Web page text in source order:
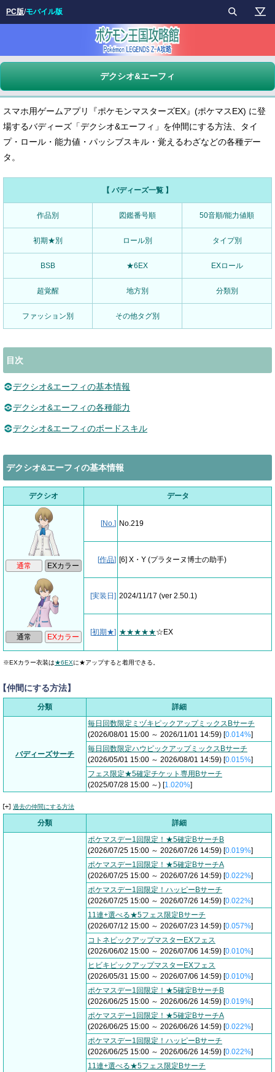
デクシオ&エーフィ
スマホ用ゲームアプリ『ポケモンマスターズEX』(ポケマスEX) に登
場するバディーズ「デクシオ&エーフィ」を仲間にする方法、タイ
プ・ロール・能力値・パッシブスキル・覚えるわざなどの各種デー
タ。
【 バディーズ一覧 】
作品別 図鑑番号順 50音順/能力値順
初期★別 ロール別 タイプ別
BSB ★6EX EXロール
超覚醒 地方別 分類別
ファッション別 その他タグ別
目次
デクシオ&エーフィの基本情報
デクシオ&エーフィの各種能力
デクシオ&エーフィのボードスキル
デクシオ&エーフィの基本情報
デクシオ データ
[No.] No.219
[作品] [6] X・Y (プラターヌ博士の助手)
[実装日] 2024/11/17 (ver 2.50.1)
[初期★] ★★★★★☆EX
※EXカラー衣装は★6EXに★アップすると着用できる。
仲間にする方法】
分類 詳細
バディーズサーチ
毎日回数限定ミヅキピックアップミックスBサーチ
(2026/08/01 15:00 ～ 2026/11/01 14:59) [0.014%]
毎日回数限定ハウピックアップミックスBサーチ
(2026/05/01 15:00 ～ 2026/08/01 14:59) [0.015%]
フェス限定★5確定チケット専用Bサーチ
(2025/07/28 15:00 ～) [1.020%]
過去の仲間にする方法
分類 詳細
ポケマスデー1回限定！★5確定BサーチB
(2026/07/25 15:00 ～ 2026/07/26 14:59) [0.019%]
ポケマスデー1回限定！★5確定BサーチA
(2026/07/25 15:00 ～ 2026/07/26 14:59) [0.022%]
ポケマスデー1回限定！ハッピーBサーチ
(2026/07/25 15:00 ～ 2026/07/26 14:59) [0.022%]
11連+選べる★5フェス限定Bサーチ
(2026/07/12 15:00 ～ 2026/07/23 14:59) [0.057%]
コトネピックアップマスターEXフェス
(2026/06/02 15:00 ～ 2026/07/06 14:59) [0.010%]
ヒビキピックアップマスターEXフェス
(2026/05/31 15:00 ～ 2026/07/06 14:59) [0.010%]
ポケマスデー1回限定！★5確定BサーチB
(2026/06/25 15:00 ～ 2026/06/26 14:59) [0.019%]
ポケマスデー1回限定！★5確定BサーチA
(2026/06/25 15:00 ～ 2026/06/26 14:59) [0.022%]
ポケマスデー1回限定！ハッピーBサーチ
(2026/06/25 15:00 ～ 2026/06/26 14:59) [0.022%]
11連+選べる★5フェス限定Bサーチ
PC版/モバイル版